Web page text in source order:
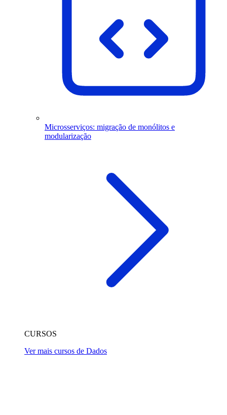
Microsserviços: migração de monólitos e
modularização
CURSOS
Ver mais cursos de Dados